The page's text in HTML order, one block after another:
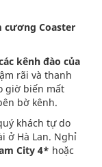
Coaster
kênh đào của
rãi và thanh
giờ biến mất
bờ kênh.
khách tự do
ở Hà Lan. Nghỉ
City 4* hoặc